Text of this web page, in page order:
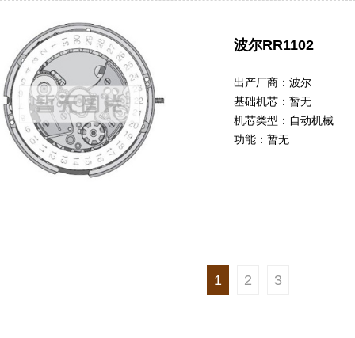
波尔RR1102
出产厂商： 波尔
基础机芯： 暂无
机芯类型： 自动机械
功能： 暂无
1 2 3